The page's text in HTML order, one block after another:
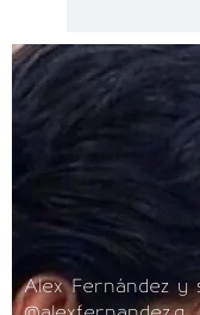
Alex Fernández y